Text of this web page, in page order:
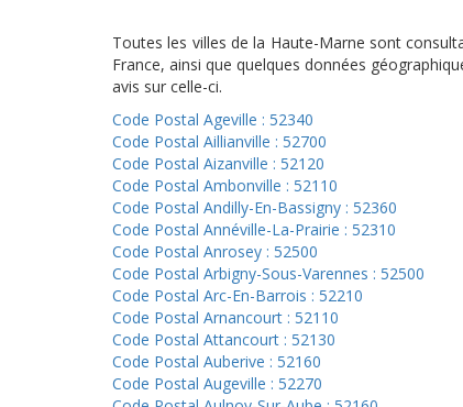
Toutes les villes de la Haute-Marne sont
France, ainsi que quelques données
avis sur celle-ci.
Code Postal Ageville : 52340
Code Postal Aillianville : 52700
Code Postal Aizanville : 52120
Code Postal Ambonville : 52110
Code Postal Andilly-En-Bassigny : 52360
Code Postal Annéville-La-Prairie : 52310
Code Postal Anrosey : 52500
Code Postal Arbigny-Sous-Varennes : 52500
Code Postal Arc-En-Barrois : 52210
Code Postal Arnancourt : 52110
Code Postal Attancourt : 52130
Code Postal Auberive : 52160
Code Postal Augeville : 52270